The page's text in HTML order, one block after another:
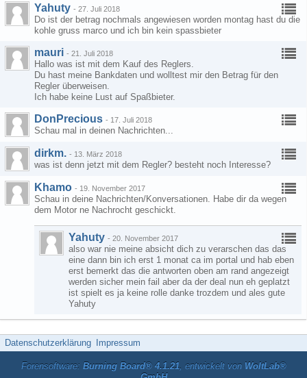
Yahuty - 27. Juli 2018
Do ist der betrag nochmals angewiesen worden montag hast du die
kohle gruss marco und ich bin kein spassbieter
mauri - 21. Juli 2018
Hallo was ist mit dem Kauf des Reglers.
Du hast meine Bankdaten und wolltest mir den Betrag für den
Regler überweisen.
Ich habe keine Lust auf Spaßbieter.
DonPrecious - 17. Juli 2018
Schau mal in deinen Nachrichten...
dirkm. - 13. März 2018
was ist denn jetzt mit dem Regler? besteht noch Interesse?
Khamo - 19. November 2017
Schau in deine Nachrichten/Konversationen. Habe dir da wegen
dem Motor ne Nachrocht geschickt.
Yahuty - 20. November 2017
also war nie meine absicht dich zu verarschen das das
eine dann bin ich erst 1 monat ca im portal und hab eben
erst bemerkt das die antworten oben am rand angezeigt
werden sicher mein fail aber da der deal nun eh geplatzt
ist spielt es ja keine rolle danke trozdem und ales gute
Yahuty
Datenschutzerklärung Impressum
Forensoftware: Burning Board® 4.1.21, entwickelt von WoltLab®